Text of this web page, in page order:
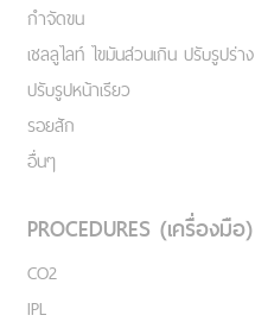
กำจัดขน
เชลลูไลท์ ไขมันส่วนเกิน ปรับรูปร่าง
ปรับรูปหน้าเรียว
รอยสัก
อื่นๆ
PROCEDURES (เครื่องมือ)
CO2
IPL